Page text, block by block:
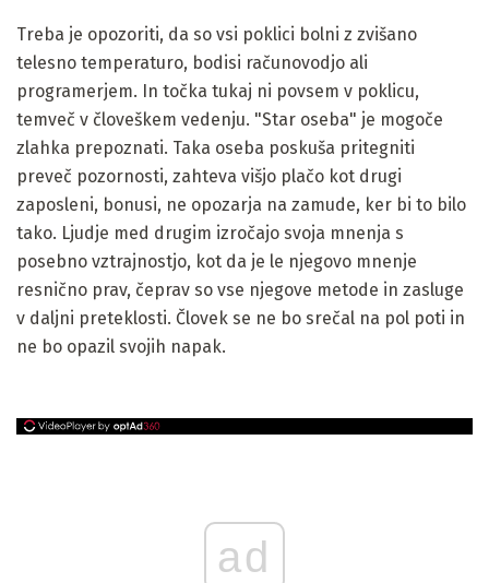
Treba je opozoriti, da so vsi poklici bolni z zvišano
telesno temperaturo, bodisi računovodjo ali
programerjem. In točka tukaj ni povsem v poklicu,
temveč v človeškem vedenju. "Star oseba" je mogoče
zlahka prepoznati. Taka oseba poskuša pritegniti
preveč pozornosti, zahteva višjo plačo kot drugi
zaposleni, bonusi, ne opozarja na zamude, ker bi to bilo
tako. Ljudje med drugim izročajo svoja mnenja s
posebno vztrajnostjo, kot da je le njegovo mnenje
resnično prav, čeprav so vse njegove metode in zasluge
v daljni preteklosti. Človek se ne bo srečal na pol poti in
ne bo opazil svojih napak.
ad